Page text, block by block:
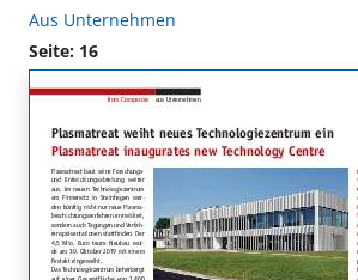
Aus Unternehmen
Seite: 16